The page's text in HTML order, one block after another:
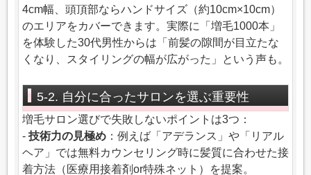
4cm幅、頭頂部ならハンドサイズ（約10cm×10cm）
のエリアをカバーできます。実際に「増毛1000本」
を体験した30代男性からは「前髪の隙間が目立たな
くなり、スタイリングの幅が広がった」という声も。
5-2. 自分に合ったサロンを選ぶ重要性
増毛サロン選びで失敗しないポイントは3つ：
- 技術力の見極め ：例えば「アデランス」や「リアル
ヘア」では無料カウンセリング時に髪質に合わせた接
着方法（医療用接着剤or特殊ネット）を提案。